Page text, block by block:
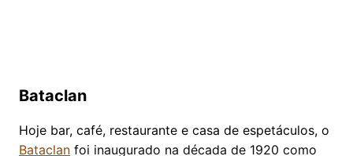
Bataclan
Hoje bar, café, restaurante e casa de espetáculos, o
Bataclan foi inaugurado na década de 1920 como